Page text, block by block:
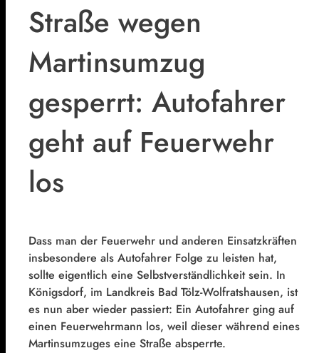
Straße wegen
Martinsumzug
gesperrt: Autofahrer
geht auf Feuerwehr
los
Dass man der Feuerwehr und anderen Einsatzkräften
insbesondere als Autofahrer Folge zu leisten hat,
sollte eigentlich eine Selbstverständlichkeit sein. In
Königsdorf, im Landkreis Bad Tölz-Wolfratshausen, ist
es nun aber wieder passiert: Ein Autofahrer ging auf
einen Feuerwehrmann los, weil dieser während eines
Martinsumzuges eine Straße absperrte.